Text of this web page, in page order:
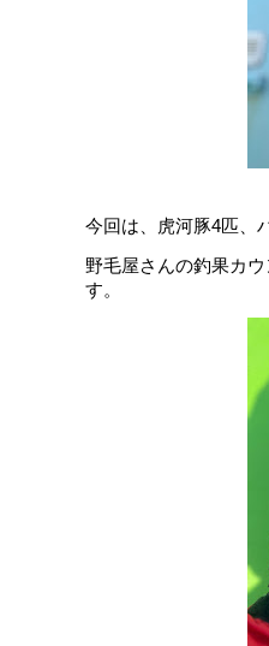
今回は、虎河豚4匹、
野毛屋さんの釣果カ
す。